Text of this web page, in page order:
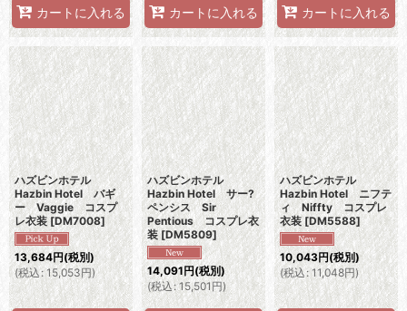
カートに入れる カートに入れる カートに入れる
ハズビンホテル
Hazbin Hotel バギ
ー Vaggie コスプ
レ衣装 [DM7008]
13,684円(税別)
(税込: 15,053円)
ハズビンホテル
Hazbin Hotel サー?
ペンシス Sir
Pentious コスプレ衣
装 [DM5809]
14,091円(税別)
(税込: 15,501円)
ハズビンホテル
Hazbin Hotel ニフテ
ィ Niffty コスプレ
衣装 [DM5588]
10,043円(税別)
(税込: 11,048円)